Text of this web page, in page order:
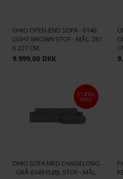
OHIO OPEN-END SOFA - 6146
LIGHT BROWN STOF - MÅL: 281
X 227 CM.
9.999,00 DKK
STÆRK
PRIS
OHIO SOFA MED CHAISELONG
- GRÅ 6149 FLØJL STOF - MÅL: